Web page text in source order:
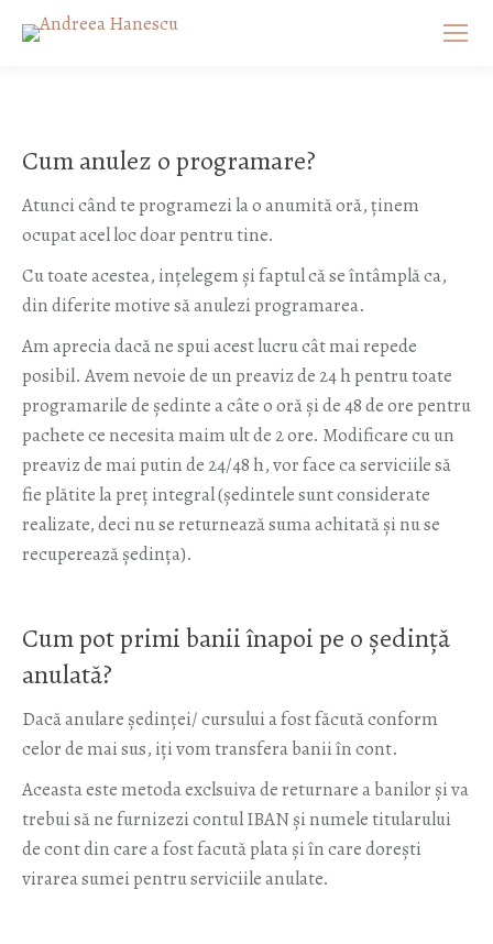
Cum anulez o programare?
Atunci când te programezi la o anumită oră, ținem
ocupat acel loc doar pentru tine.
Cu toate acestea, ințelegem și faptul că se întâmplă ca,
din diferite motive să anulezi programarea.
Am aprecia dacă ne spui acest lucru cât mai repede
posibil. Avem nevoie de un preaviz de 24 h pentru toate
programarile de ședinte a câte o oră și de 48 de ore pentru
pachete ce necesita maim ult de 2 ore. Modificare cu un
preaviz de mai putin de 24/48 h, vor face ca serviciile să
fie plătite la preț integral (ședintele sunt considerate
realizate, deci nu se returnează suma achitată și nu se
recuperează ședința).
Cum pot primi banii înapoi pe o ședință
anulată?
Dacă anulare ședinței/ cursului a fost făcută conform
celor de mai sus, iți vom transfera banii în cont.
Aceasta este metoda exclsuiva de returnare a banilor și va
trebui să ne furnizezi contul IBAN și numele titularului
de cont din care a fost facută plata și în care dorești
virarea sumei pentru serviciile anulate.